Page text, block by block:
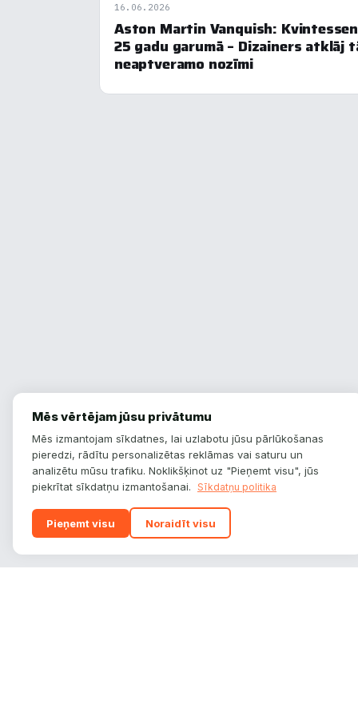
16.06.2026
Aston Martin Vanquish:
25 gadu garumā – Dizainers atklāj
neaptveramo nozīmi
Mēs vērtējam jūsu privātumu
Mēs izmantojam sīkdatnes, lai uzlabotu jūsu pārlūkošanas
pieredzi, rādītu personalizētas reklāmas vai saturu un
analizētu mūsu trafiku. Noklikšķinot uz "Pieņemt visu", jūs
piekrītat sīkdatņu izmantošanai. Sīkdatņu politika
Pieņemt visu Noraidīt visu